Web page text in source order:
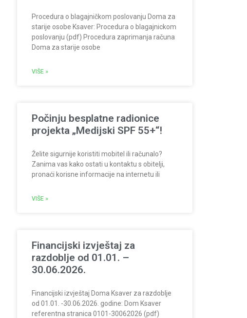
Procedura o blagajničkom poslovanju Doma za
starije osobe Ksaver: Procedura o blagajnickom
poslovanju (pdf) Procedura zaprimanja računa
Doma za starije osobe
VIŠE »
Počinju besplatne radionice
projekta „Medijski SPF 55+“!
Želite sigurnije koristiti mobitel ili računalo?
Zanima vas kako ostati u kontaktu s obitelji,
pronaći korisne informacije na internetu ili
VIŠE »
Financijski izvještaj za
razdoblje od 01.01. –
30.06.2026.
Financijski izvještaj Doma Ksaver za razdoblje
od 01.01. -30.06.2026. godine: Dom Ksaver
referentna stranica 0101-30062026 (pdf)